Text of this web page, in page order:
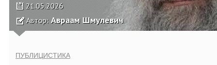
21.05.2026
Автор: Авраам Шмулевич
ПУБЛИЦИСТИКА